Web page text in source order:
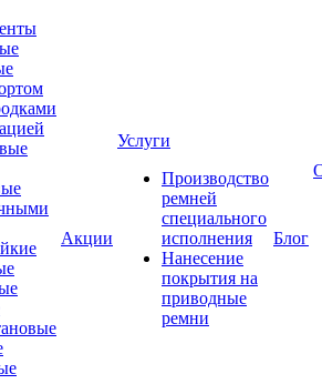
Акции
Услуги
Производство
ремней
специального
исполнения
Нанесение
покрытия на
приводные
ремни
Блог